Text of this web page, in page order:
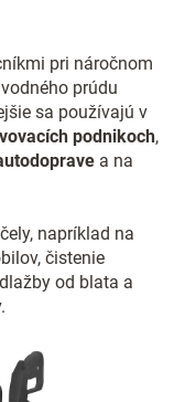
pri náročnom
prúdu
sa používajú v
podnikoch,
a na
napríklad na
čistenie
od blata a